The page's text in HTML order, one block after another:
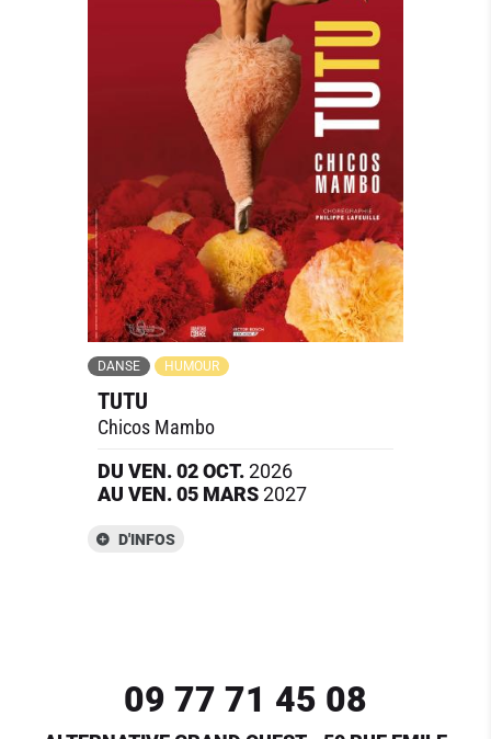
DANSE HUMOUR
TUTU
Chicos Mambo
DU VEN.02OCT.2026
AU VEN.05 MARS2027
D'INFOS
09 77 71 45 08